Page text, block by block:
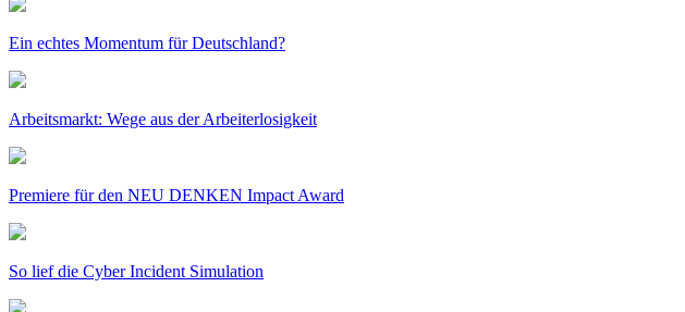
Ein echtes Momentum für Deutschland?
Arbeitsmarkt: Wege aus der Arbeiterlosigkeit
Premiere für den NEU DENKEN Impact Award
So lief die Cyber Incident Simulation